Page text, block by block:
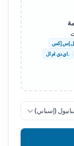
.اي دي ام ال
(إسباني)